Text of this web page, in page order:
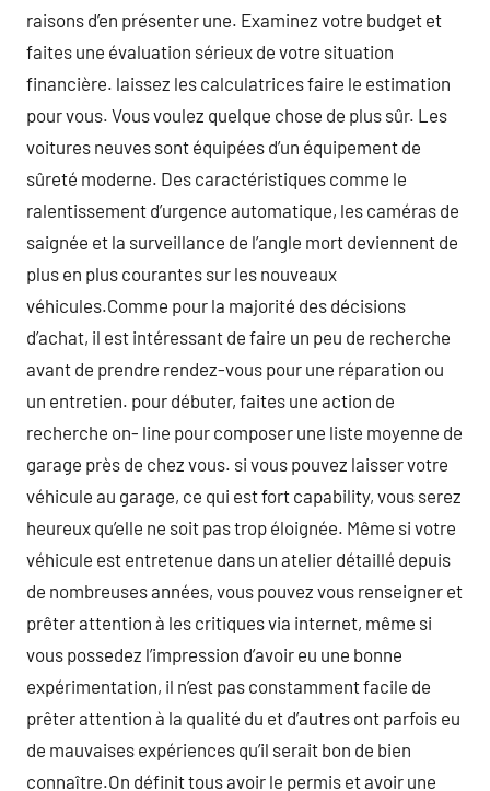
raisons d’en présenter une. Examinez votre budget et
faites une évaluation sérieux de votre situation
financière. laissez les calculatrices faire le estimation
pour vous. Vous voulez quelque chose de plus sûr. Les
voitures neuves sont équipées d’un équipement de
sûreté moderne. Des caractéristiques comme le
ralentissement d’urgence automatique, les caméras de
saignée et la surveillance de l’angle mort deviennent de
plus en plus courantes sur les nouveaux
véhicules.Comme pour la majorité des décisions
d’achat, il est intéressant de faire un peu de recherche
avant de prendre rendez-vous pour une réparation ou
un entretien. pour débuter, faites une action de
recherche on- line pour composer une liste moyenne de
garage près de chez vous. si vous pouvez laisser votre
véhicule au garage, ce qui est fort capability, vous serez
heureux qu’elle ne soit pas trop éloignée. Même si votre
véhicule est entretenue dans un atelier détaillé depuis
de nombreuses années, vous pouvez vous renseigner et
prêter attention à les critiques via internet, même si
vous possedez l’impression d’avoir eu une bonne
expérimentation, il n’est pas constamment facile de
prêter attention à la qualité du et d’autres ont parfois eu
de mauvaises expériences qu’il serait bon de bien
connaître.On définit tous avoir le permis et avoir une